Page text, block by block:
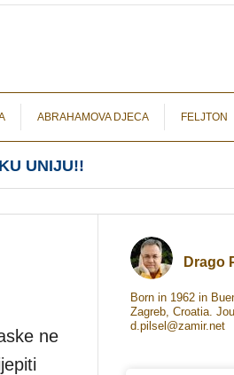
ABRAHAMOVA DJECA FELJTON
UNIJU!!
ne
Drago
Born in 1962 in
Zagreb, Croatia.
d.pilsel@zamir.net